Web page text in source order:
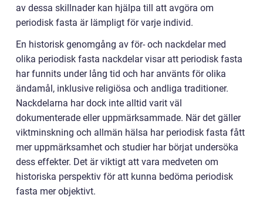
av dessa skillnader kan hjälpa till att avgöra om
periodisk fasta är lämpligt för varje individ.
En historisk genomgång av för- och nackdelar med
olika periodisk fasta nackdelar visar att periodisk fasta
har funnits under lång tid och har använts för olika
ändamål, inklusive religiösa och andliga traditioner.
Nackdelarna har dock inte alltid varit väl
dokumenterade eller uppmärksammade. När det gäller
viktminskning och allmän hälsa har periodisk fasta fått
mer uppmärksamhet och studier har börjat undersöka
dess effekter. Det är viktigt att vara medveten om
historiska perspektiv för att kunna bedöma periodisk
fasta mer objektivt.